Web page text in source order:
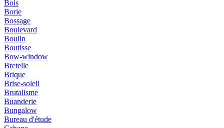
Bois
Borie
Bossage
Boulevard
Boulin
Boutisse
Bow-window
Bretelle
Brique
Brise-soleil
Brutalisme
Buanderie
Bungalow
Bureau d'étude